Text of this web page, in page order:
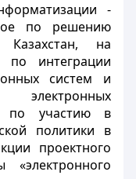
-
по решению
Казахстан, на
по интеграции
систем и
по участию в
политики в
проектного
«электронного